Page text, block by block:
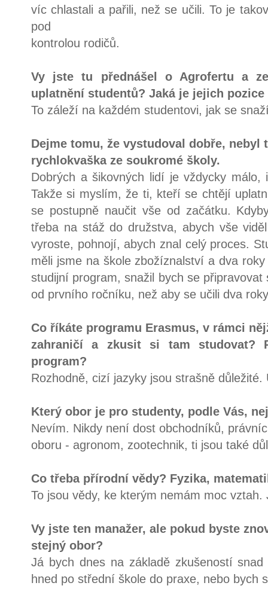
víc chlastali a pařili, než se učili. To je
pod
kontrolou rodičů.
Vy jste tu přednášel o Agrofertu a
uplatnění studentů? Jaká je jejich
To záleží na každém studentovi, jak se
Dejme tomu, že vystudoval dobře, nebyl
rychlokvaška ze soukromé školy.
Dobrých a šikovných lidí je vždycky málo,
Takže si myslím, že ti, kteří se chtějí
se postupně naučit vše od začátku.
třeba na stáž do družstva, abych vše
vyroste, pohnojí, abych znal celý proces.
měli jsme na škole zbožíznalství a dva
studijní program, snažil bych se
od prvního ročníku, než aby se učili dva
Co říkáte programu Erasmus, v rámci
zahraničí a zkusit si tam studovat?
program?
Rozhodně, cizí jazyky jsou strašně důležité.
Který obor je pro studenty, podle Vás,
Nevím. Nikdy není dost obchodníků,
oboru - agronom, zootechnik, ti jsou také
Co třeba přírodní vědy? Fyzika,
To jsou vědy, ke kterým nemám moc
Vy jste ten manažer, ale pokud byste
stejný obor?
Já bych dnes na základě zkušeností
hned po střední škole do praxe, nebo bych